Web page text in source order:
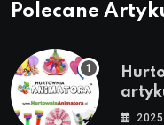
Polecane